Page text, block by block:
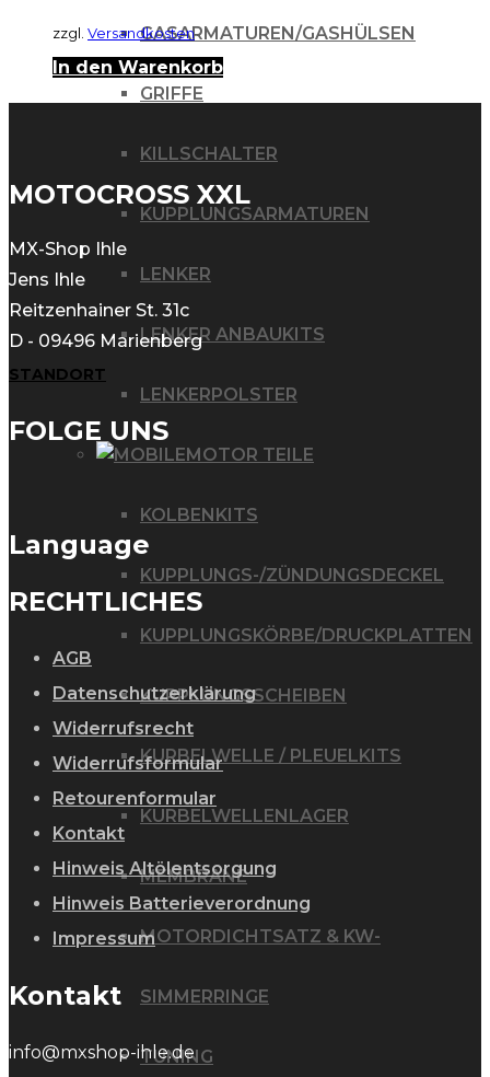
GASARMATUREN/GASHÜLSEN
GRIFFE
KILLSCHALTER
KUPPLUNGSARMATUREN
LENKER
LENKER ANBAUKITS
LENKERPOLSTER
MOTOR TEILE
KOLBENKITS
KUPPLUNGS-/ZÜNDUNGSDECKEL
KUPPLUNGSKÖRBE/DRUCKPLATTEN
KUPPLUNGSSCHEIBEN
KURBELWELLE / PLEUELKITS
KURBELWELLENLAGER
MEMBRANE
MOTORDICHTSATZ & KW-
SIMMERRINGE
TUNING
zzgl. Versandkosten
In den Warenkorb
MOTOCROSS XXL
MX-Shop Ihle
Jens Ihle
Reitzenhainer St. 31c
D - 09496 Marienberg
STANDORT
FOLGE UNS
Language
RECHTLICHES
AGB
Datenschutzerklärung
Widerrufsrecht
Widerrufsformular
Retourenformular
Kontakt
Hinweis Altölentsorgung
Hinweis Batterieverordnung
Impressum
Kontakt
info@mxshop-ihle.de